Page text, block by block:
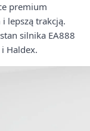
premium
lepszą trakcją.
silnika EA888
Haldex.